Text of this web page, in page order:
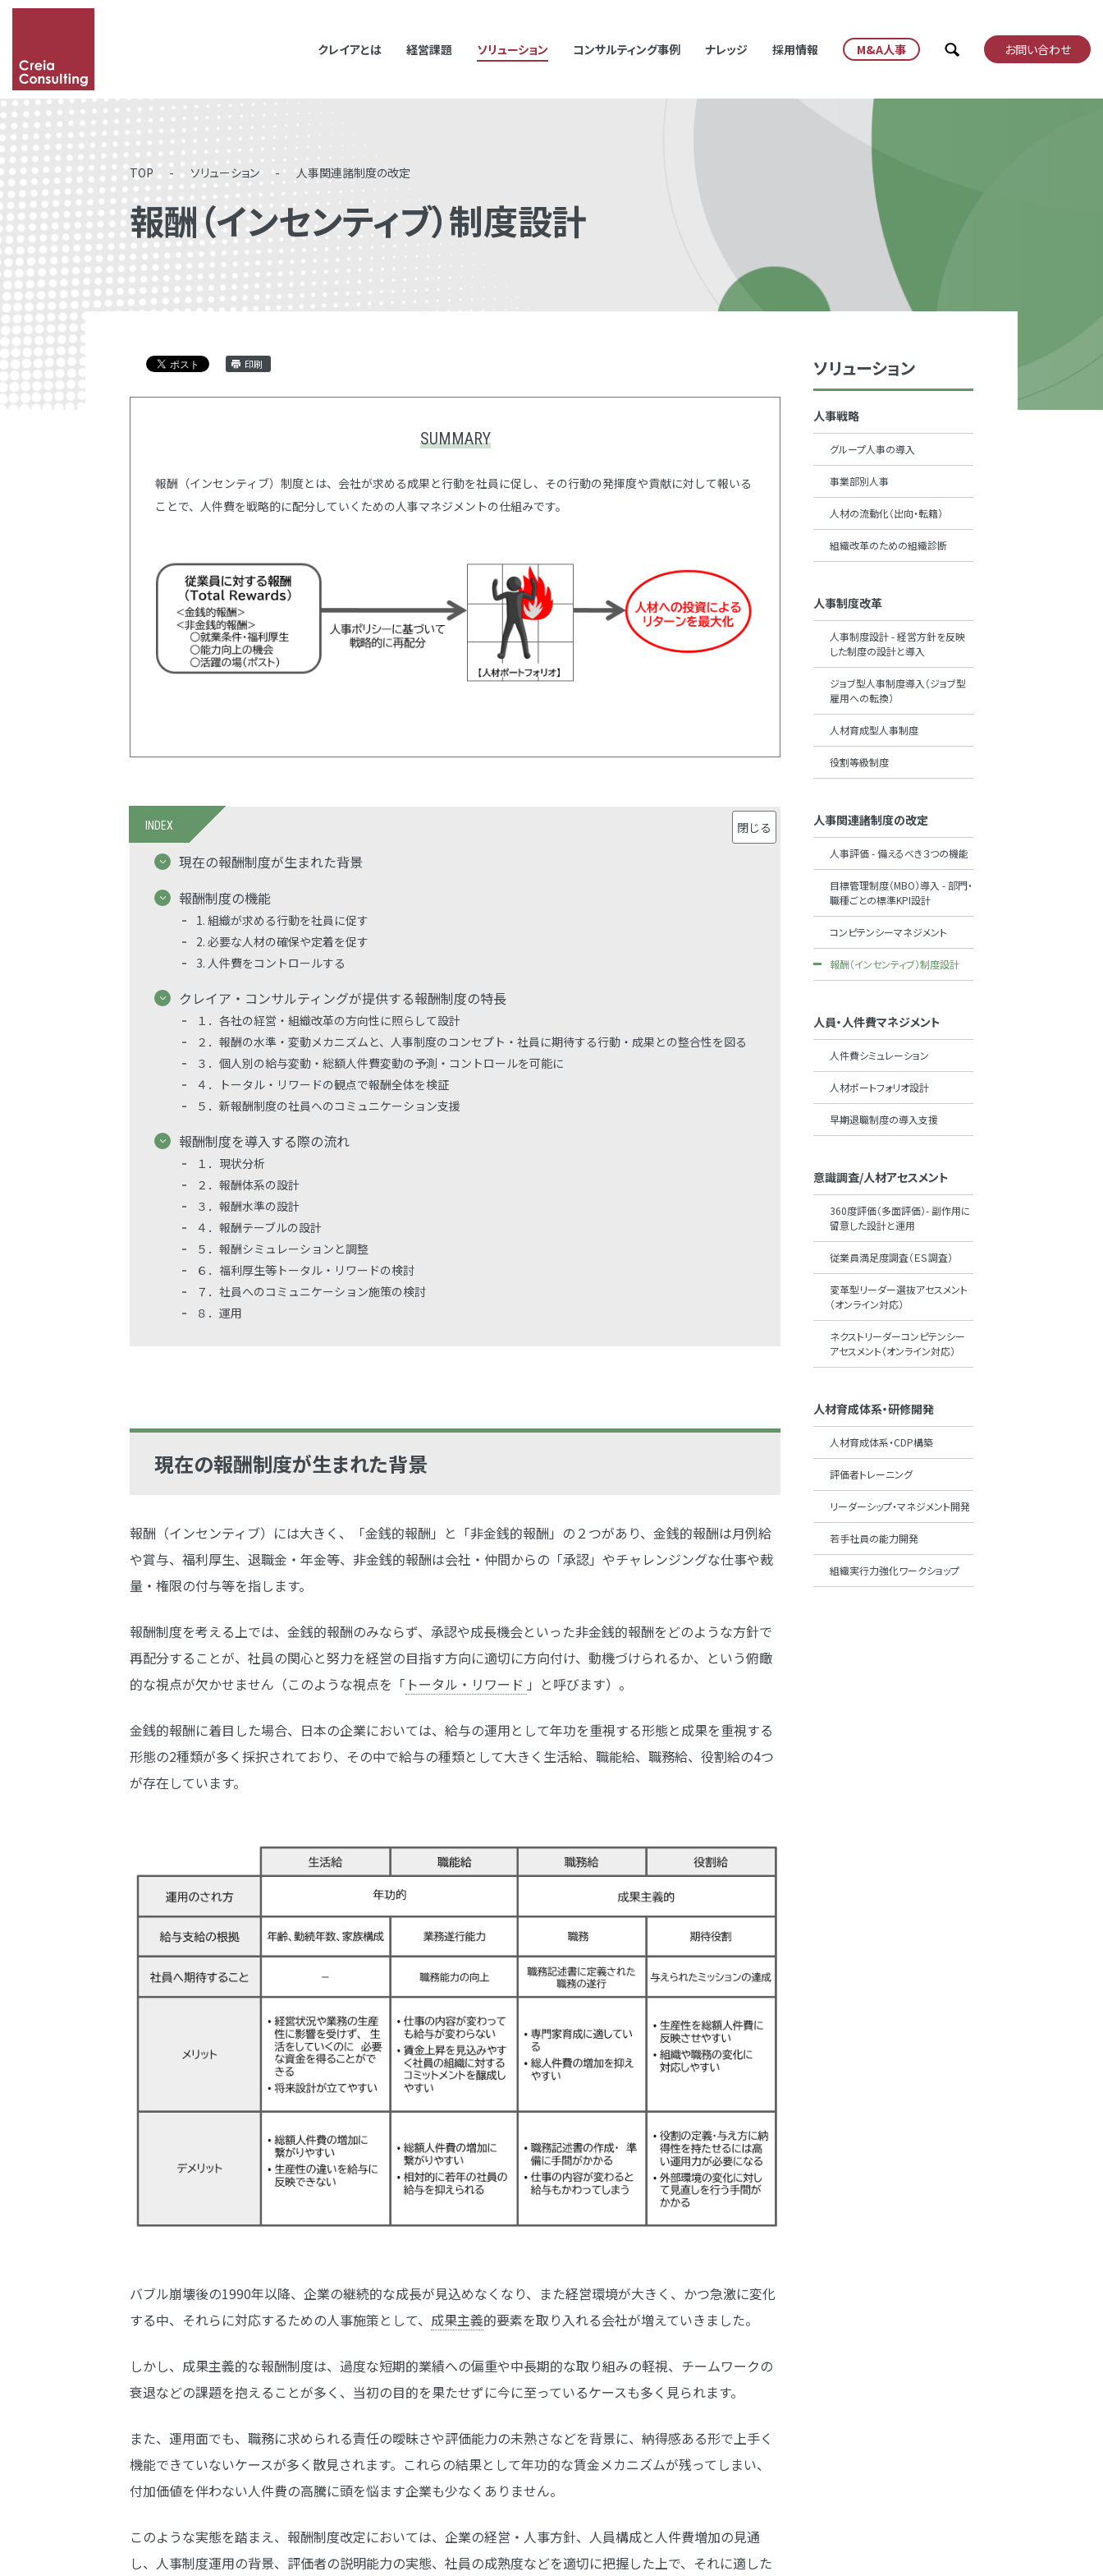
クレイアとは 経営課題 ソリューション コンサルティング事例 ナレッジ 採用情報 M&A人事 お問い合わせ
TOP ソリューション 人事関連諸制度の改定
報酬（インセンティブ）制度設計
印刷
SUMMARY
報酬（インセンティブ）制度とは、会社が求める成果と行動を社員に促し、その行動の発揮度や貢献に対して報いる
ことで、人件費を戦略的に配分していくための人事マネジメントの仕組みです。
INDEX
現在の報酬制度が生まれた背景
報酬制度の機能
1. 組織が求める行動を社員に促す
2. 必要な人材の確保や定着を促す
3. 人件費をコントロールする
クレイア・コンサルティングが提供する報酬制度の特長
１．各社の経営・組織改革の方向性に照らして設計
２．報酬の水準・変動メカニズムと、人事制度のコンセプト・社員に期待する行動・成果との整合性を図る
３．個人別の給与変動・総額人件費変動の予測・コントロールを可能に
４．トータル・リワードの観点で報酬全体を検証
５．新報酬制度の社員へのコミュニケーション支援
報酬制度を導入する際の流れ
１．現状分析
２．報酬体系の設計
３．報酬水準の設計
４．報酬テーブルの設計
５．報酬シミュレーションと調整
６．福利厚生等トータル・リワードの検討
７．社員へのコミュニケーション施策の検討
８．運用
現在の報酬制度が生まれた背景
報酬（インセンティブ）には大きく、「金銭的報酬」と「非金銭的報酬」の２つがあり、金銭的報酬は月例給
や賞与、福利厚生、退職金・年金等、非金銭的報酬は会社・仲間からの「承認」やチャレンジングな仕事や裁
量・権限の付与等を指します。
報酬制度を考える上では、金銭的報酬のみならず、承認や成長機会といった非金銭的報酬をどのような方針で
再配分することが、社員の関心と努力を経営の目指す方向に適切に方向付け、動機づけられるか、という俯瞰
的な視点が欠かせません（このような視点を「 トータル・リワード 」と呼びます）。
金銭的報酬に着目した場合、日本の企業においては、給与の運用として年功を重視する形態と成果を重視する
形態の2種類が多く採択されており、その中で給与の種類として大きく生活給、職能給、職務給、役割給の4つ
が存在しています。
バブル崩壊後の1990年以降、企業の継続的な成長が見込めなくなり、また経営環境が大きく、かつ急激に変化
する中、それらに対応するための人事施策として、 成果主義的要素を取り入れる会社が増えていきました。
しかし、成果主義的な報酬制度は、過度な短期的業績への偏重や中長期的な取り組みの軽視、チームワークの
衰退などの課題を抱えることが多く、当初の目的を果たせずに今に至っているケースも多く見られます。
また、運用面でも、職務に求められる責任の曖昧さや評価能力の未熟さなどを背景に、納得感ある形で上手く
機能できていないケースが多く散見されます。これらの結果として年功的な賃金メカニズムが残ってしまい、
付加価値を伴わない人件費の高騰に頭を悩ます企業も少なくありません。
このような実態を踏まえ、報酬制度改定においては、企業の経営・人事方針、人員構成と人件費増加の見通
し、人事制度運用の背景、評価者の説明能力の実態、社員の成熟度などを適切に把握した上で、それに適した
ソリューション
人事戦略
グループ人事の導入
事業部別人事
人材の流動化（出向・転籍）
組織改革のための組織診断
人事制度改革
人事制度設計 - 経営方針を反映
した制度の設計と導入
ジョブ型人事制度導入（ジョブ型
雇用への転換）
人材育成型人事制度
役割等級制度
人事関連諸制度の改定
人事評価 - 備えるべき３つの機能
目標管理制度（MBO）導入 - 部門・
職種ごとの標準KPI設計
コンピテンシーマネジメント
報酬（インセンティブ）制度設計
人員・人件費マネジメント
人件費シミュレーション
人材ポートフォリオ設計
早期退職制度の導入支援
意識調査/人材アセスメント
360度評価（多面評価）- 副作用に
留意した設計と運用
従業員満足度調査（ＥＳ調査）
変革型リーダー選抜アセスメント
（オンライン対応）
ネクストリーダーコンピテンシー
アセスメント（オンライン対応）
人材育成体系・研修開発
人材育成体系・CDP構築
評価者トレーニング
リーダーシップ・マネジメント開発
若手社員の能力開発
組織実行力強化ワークショップ